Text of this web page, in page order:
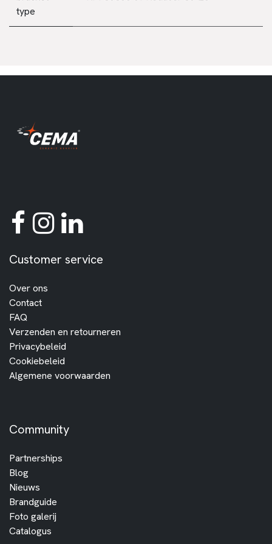
type
Customer service
Over ons
Contact
FAQ
Verzenden en retourneren
Privacybeleid
Cookiebeleid
Algemene voorwaarden
Community
Partnerships
Blog
Nieuws
Brandguide
Foto galerij
Catalogus